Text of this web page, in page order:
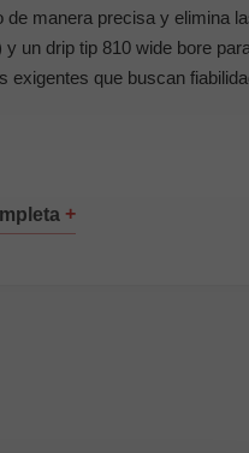
manera precisa y elimina
un drip tip 810 wide bore
que buscan